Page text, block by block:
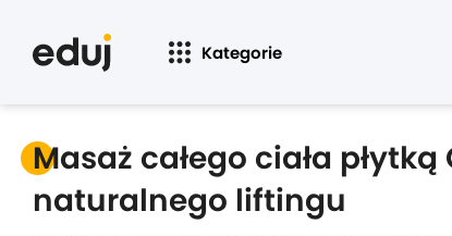
Kategorie
Masaż całego ciała
naturalnego liftingu